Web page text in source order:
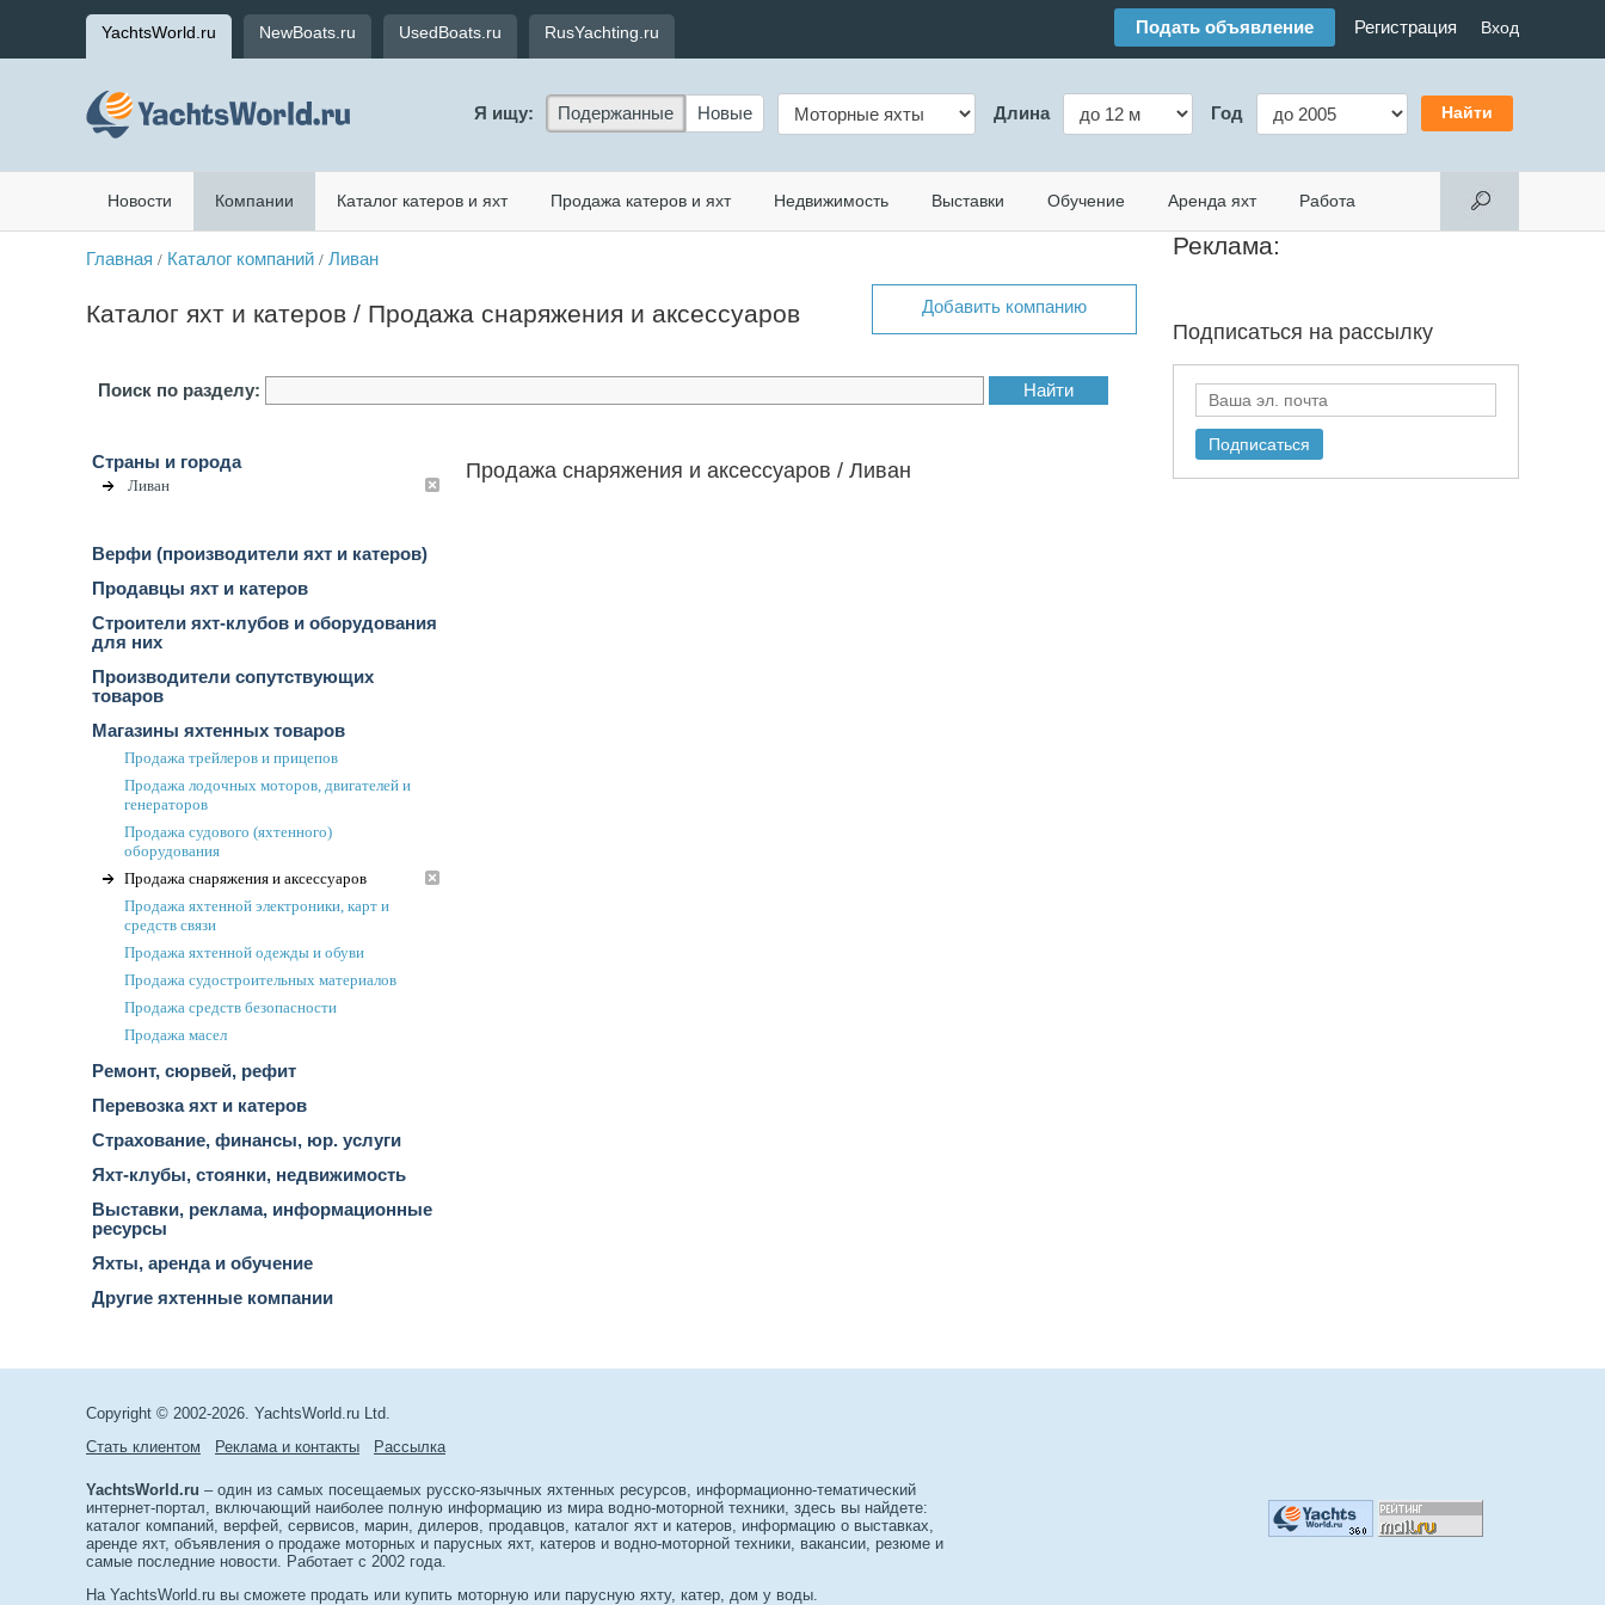
YachtsWorld.ru NewBoats.ru UsedBoats.ru RusYachting.ru Подать объявление Регистрация Вход
Я ищу: Подержанные Новые Длина Год
Новости Компании Каталог катеров и яхт Продажа катеров и яхт Недвижимость Выставки Обучение Аренда яхт Работа
Главная / Каталог компаний / Ливан
Каталог яхт и катеров / Продажа снаряжения и аксессуаров Добавить компанию
Поиск по разделу:
Страны и города
Ливан
Верфи (производители яхт и катеров)
Продавцы яхт и катеров
Строители яхт-клубов и оборудования
для них
Производители сопутствующих
товаров
Магазины яхтенных товаров
Продажа трейлеров и прицепов
Продажа лодочных моторов, двигателей и
генераторов
Продажа судового (яхтенного)
оборудования
Продажа снаряжения и аксессуаров
Продажа яхтенной электроники, карт и
средств связи
Продажа яхтенной одежды и обуви
Продажа судостроительных материалов
Продажа средств безопасности
Продажа масел
Ремонт, сюрвей, рефит
Перевозка яхт и катеров
Страхование, финансы, юр. услуги
Яхт-клубы, стоянки, недвижимость
Выставки, реклама, информационные
ресурсы
Яхты, аренда и обучение
Другие яхтенные компании
Продажа снаряжения и аксессуаров / Ливан
Реклама:
Подписаться на рассылку
Copyright © 2002-2026. YachtsWorld.ru Ltd.
Стать клиентом
Реклама и контакты Рассылка
YachtsWorld.ru – один из самых посещаемых русско-язычных яхтенных ресурсов, информационно-тематический
интернет-портал, включающий наиболее полную информацию из мира водно-моторной техники, здесь вы найдете:
каталог компаний, верфей, сервисов, марин, дилеров, продавцов, каталог яхт и катеров, информацию о выставках,
аренде яхт, объявления о продаже моторных и парусных яхт, катеров и водно-моторной техники, вакансии, резюме и
самые последние новости. Работает с 2002 года.
На YachtsWorld.ru вы сможете продать или купить моторную или парусную яхту, катер, дом у воды.